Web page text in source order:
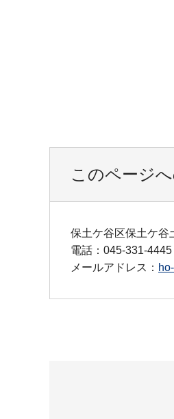
このページ
保土ケ谷区保土ケ谷
電話：045-331-4445
メールアドレス：